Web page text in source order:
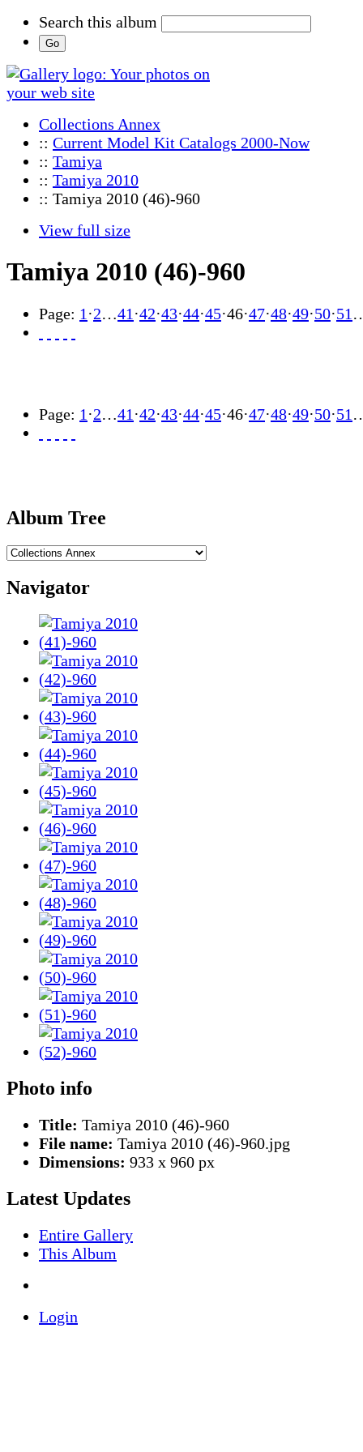
Search this album
Collections Annex
:: Current Model Kit Catalogs 2000-Now
:: Tamiya
:: Tamiya 2010
:: Tamiya 2010 (46)-960
View full size
Tamiya 2010 (46)-960
Page: 1 ·2…41 ·42·43·44·45·46·47·48·49·50·51
Page: 1 ·2…41 ·42·43·44·45·46·47·48·49·50·51
Album Tree
Navigator
Photo info
Title: Tamiya 2010 (46)-960
File name: Tamiya 2010 (46)-960.jpg
Dimensions: 933 x 960 px
Latest Updates
Entire Gallery
This Album
Login